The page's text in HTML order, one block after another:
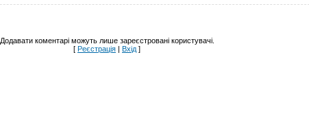
Додавати коментарі можуть лише зареєстровані користувачі.
[ Реєстрація | Вхід ]